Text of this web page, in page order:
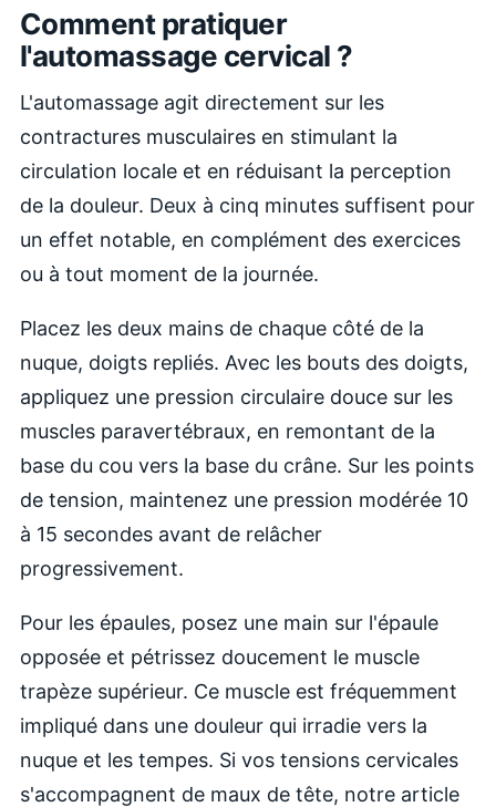
Comment pratiquer
l'automassage cervical ?
L'automassage agit directement sur les
contractures musculaires en stimulant la
circulation locale et en réduisant la perception
de la douleur. Deux à cinq minutes suffisent pour
un effet notable, en complément des exercices
ou à tout moment de la journée.
Placez les deux mains de chaque côté de la
nuque, doigts repliés. Avec les bouts des doigts,
appliquez une pression circulaire douce sur les
muscles paravertébraux, en remontant de la
base du cou vers la base du crâne. Sur les points
de tension, maintenez une pression modérée 10
à 15 secondes avant de relâcher
progressivement.
Pour les épaules, posez une main sur l'épaule
opposée et pétrissez doucement le muscle
trapèze supérieur. Ce muscle est fréquemment
impliqué dans une douleur qui irradie vers la
nuque et les tempes. Si vos tensions cervicales
s'accompagnent de maux de tête, notre article